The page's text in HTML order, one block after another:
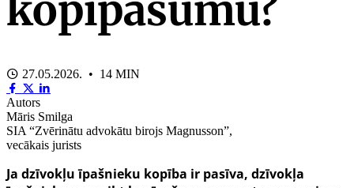
27.05.2026. • 14 MIN
Autors
Māris Smilga
SIA “Zvērinātu advokātu birojs Magnusson”,
vecākais jurists
Ja dzīvokļu īpašnieku kopība ir pasīva, dzīvokļa